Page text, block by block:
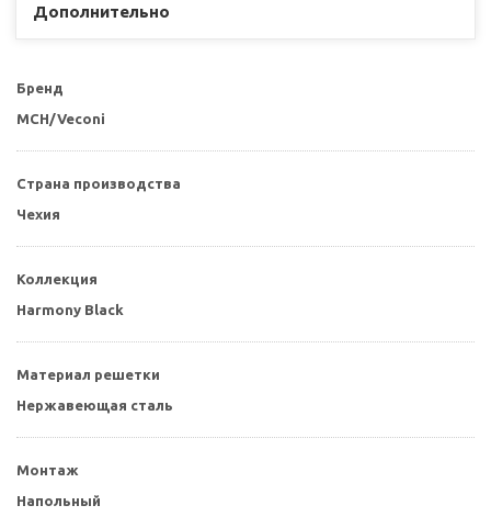
Дополнительно
Бренд
MCH/Veconi
Страна производства
Чехия
Коллекция
Harmony Black
Материал решетки
Нержавеющая сталь
Монтаж
Напольный